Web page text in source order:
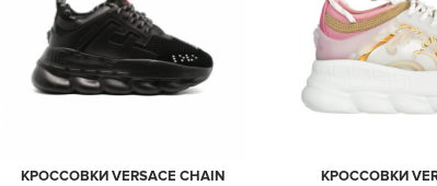
КРОССОВКИ VERSACE CHAIN
КРОССОВКИ